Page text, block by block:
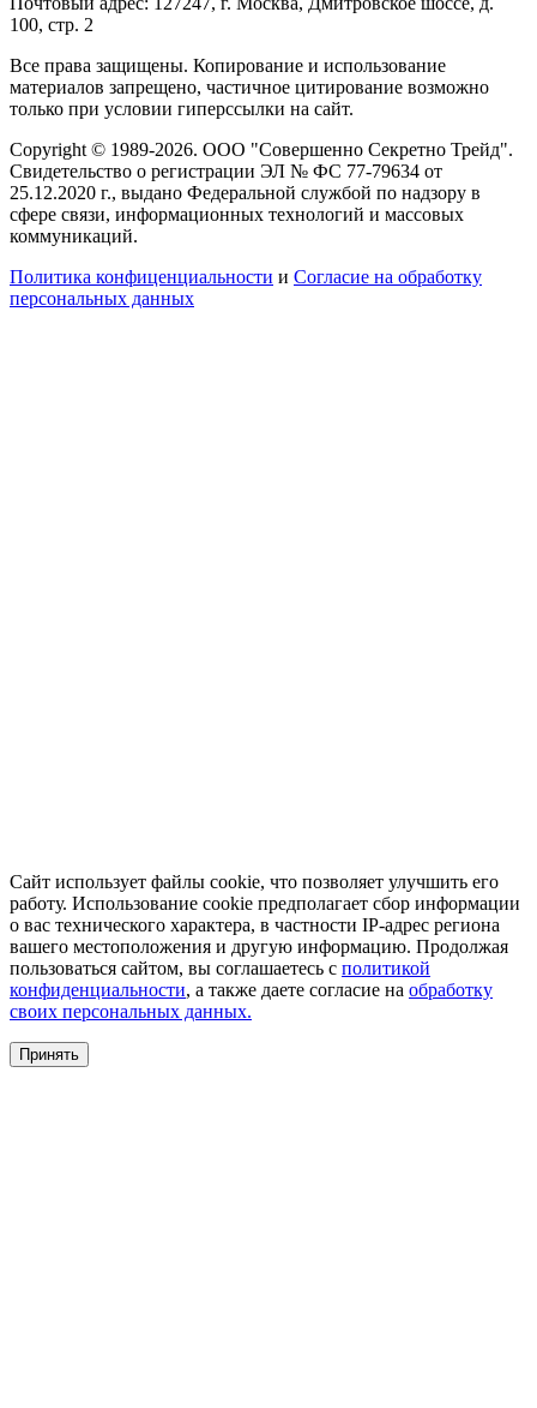
100, стр. 2
Все права защищены. Копирование и использование
материалов запрещено, частичное цитирование возможно
только при условии гиперссылки на сайт.
Copyright © 1989-2026. ООО "Совершенно Секретно Трейд".
Свидетельство о регистрации ЭЛ № ФС 77-79634 от
25.12.2020 г., выдано Федеральной службой по надзору в
сфере связи, информационных технологий и массовых
коммуникаций.
Политика конфиценциальности и Согласие на обработку
персональных данных
Сайт использует файлы cookie, что позволяет улучшить его
работу. Использование cookie предполагает сбор информации
о вас технического характера, в частности IP-адрес региона
вашего местоположения и другую информацию. Продолжая
пользоваться сайтом, вы соглашаетесь с политикой
конфиденциальности, а также даете согласие на обработку
своих персональных данных.
Принять